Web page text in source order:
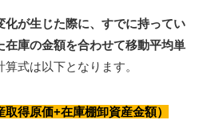
が生じた際に、すでに持ってい
在庫の金額を合わせて移動平均単
算式は以下となります。
得原価+在庫棚卸資産金額）